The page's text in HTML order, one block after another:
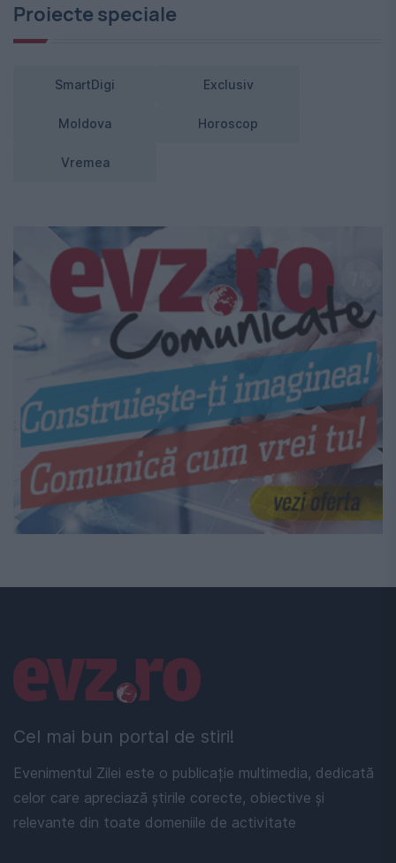
Proiecte speciale
SmartDigi Exclusiv
Moldova Horoscop
Vremea
Cel mai bun portal de stiri!
Evenimentul Zilei este o publicație multimedia, dedicată
celor care apreciază știrile corecte, obiective și
relevante din toate domeniile de activitate
Linkuri utile